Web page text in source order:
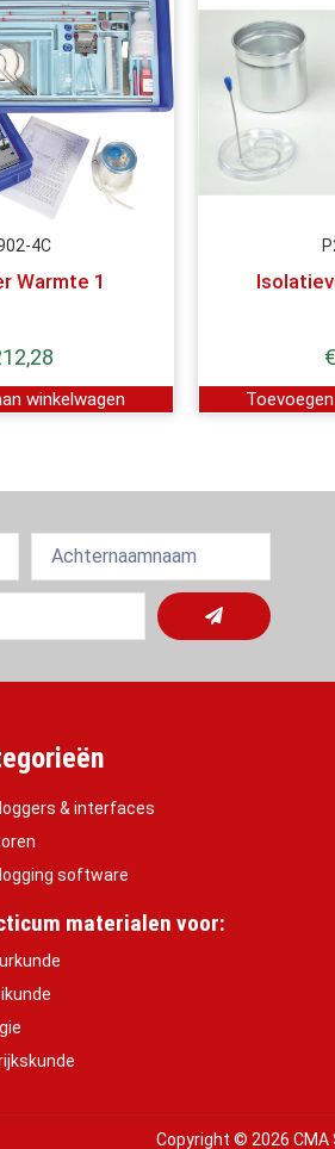
4C
Warmte 1
winkelwagen
€
& interfaces
software
materialen voor:
Copyright © 2026 CMA